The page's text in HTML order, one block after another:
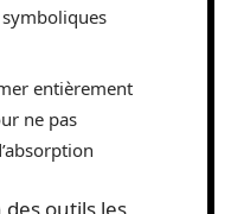
entièrement
ne pas